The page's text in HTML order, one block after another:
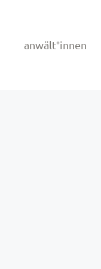
anwält⁺innen